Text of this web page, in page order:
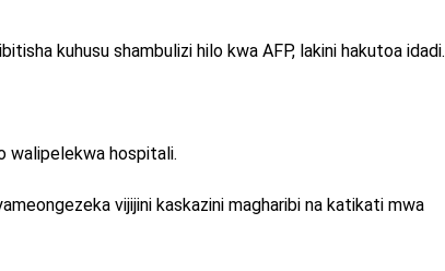
kuhusu shambulizi hilo kwa AFP, lakini hakutoa idadi.
walipelekwa hospitali.
vijijini kaskazini magharibi na katikati mwa